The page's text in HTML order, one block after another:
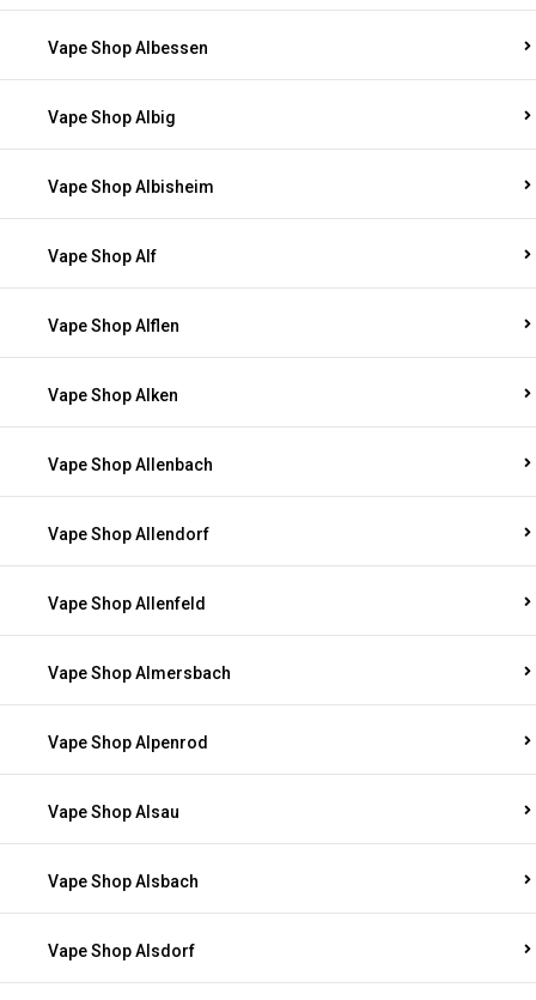
Vape Shop Albessen
Vape Shop Albig
Vape Shop Albisheim
Vape Shop Alf
Vape Shop Alflen
Vape Shop Alken
Vape Shop Allenbach
Vape Shop Allendorf
Vape Shop Allenfeld
Vape Shop Almersbach
Vape Shop Alpenrod
Vape Shop Alsau
Vape Shop Alsbach
Vape Shop Alsdorf